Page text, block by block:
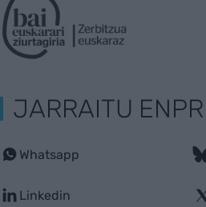
JARRAITU
Whatsapp
Linkedin